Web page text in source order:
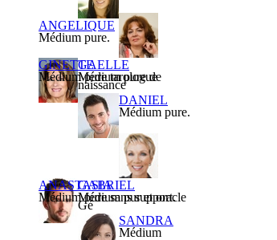
ANGELIQUE
Médium pure.
GINETTE
Médium pure tarologue
GAELLE
Médium pure de
naissance
DANIEL
Médium pure.
ANASTASIA
Médium pure sans support.
GABRIEL
Médium pur et oracle
Gé
SANDRA
Médium